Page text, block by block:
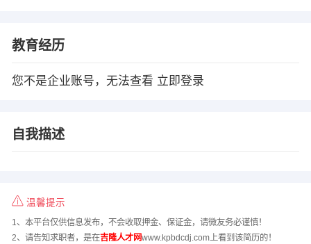
教育经历
您不是企业账号，无法查看 立即登录
自我描述
温馨提示
1、本平台仅供信息发布，不会收取押金、保证金，请微友务必谨慎！
2、请告知求职者，是在吉隆人才网www.kpbdcdj.com上看到该简历的！